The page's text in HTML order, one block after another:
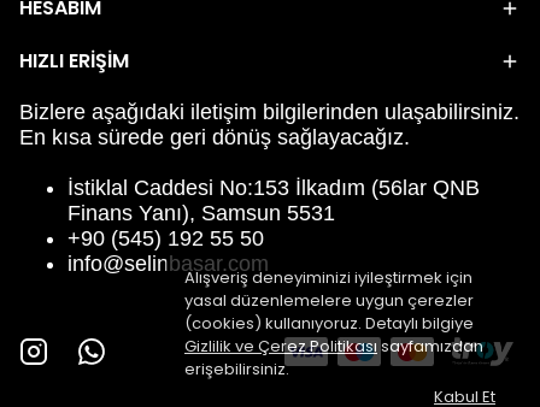
Alışveriş deneyiminizi iyileştirmek için
yasal düzenlemelere uygun çerezler
(cookies) kullanıyoruz. Detaylı bilgiye
Gizlilik ve Çerez Politikasısayfamızdan
erişebilirsiniz.
Kabul Et
HESABIM
HIZLI ERİŞİM
Bizlere aşağıdaki iletişim bilgilerinden ulaşabilirsiniz.
En kısa sürede geri dönüş sağlayacağız.
İstiklal Caddesi No:153 İlkadım (56lar QNB
Finans Yanı), Samsun 5531
+90 (545) 192 55 50
info@selinbasar.com